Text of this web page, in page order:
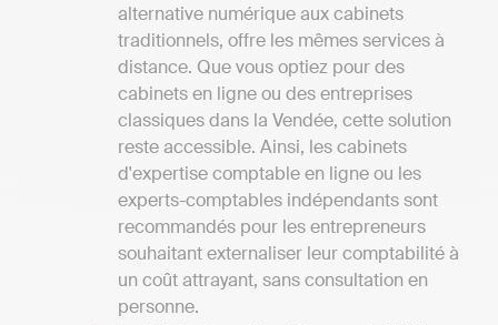
alternative numérique aux cabinets
traditionnels, offre les mêmes services à
distance. Que vous optiez pour des
cabinets en ligne ou des entreprises
classiques dans la Vendée, cette solution
reste accessible. Ainsi, les cabinets
d'expertise comptable en ligne ou les
experts-comptables indépendants sont
recommandés pour les entrepreneurs
souhaitant externaliser leur comptabilité à
un coût attrayant, sans consultation en
personne.